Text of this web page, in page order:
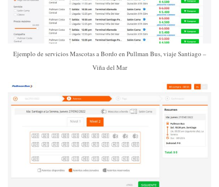
Ejemplo de servicios Mascotas a Bordo en Pullman Bus, viaje Santiago –
Viña del Mar